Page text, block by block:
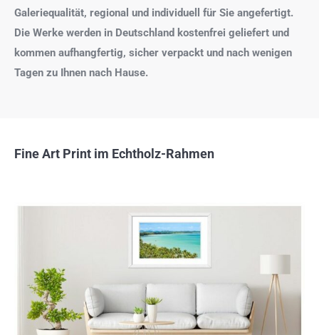
Galeriequalität, regional und individuell für Sie angefertigt.
Die Werke werden in Deutschland kostenfrei geliefert und
kommen aufhangfertig, sicher verpackt und nach wenigen
Tagen zu Ihnen nach Hause.
Fine Art Print im Echtholz-Rahmen